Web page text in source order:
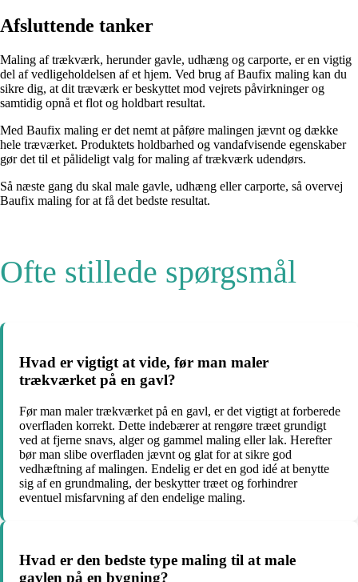
Afsluttende tanker
Maling af trækværk, herunder gavle, udhæng og carporte, er en vigtig
del af vedligeholdelsen af et hjem. Ved brug af Baufix maling kan du
sikre dig, at dit træværk er beskyttet mod vejrets påvirkninger og
samtidig opnå et flot og holdbart resultat.
Med Baufix maling er det nemt at påføre malingen jævnt og dække
hele træværket. Produktets holdbarhed og vandafvisende egenskaber
gør det til et pålideligt valg for maling af trækværk udendørs.
Så næste gang du skal male gavle, udhæng eller carporte, så overvej
Baufix maling for at få det bedste resultat.
Ofte stillede spørgsmål
Hvad er vigtigt at vide, før man maler
trækværket på en gavl?
Før man maler trækværket på en gavl, er det vigtigt at forberede
overfladen korrekt. Dette indebærer at rengøre træet grundigt
ved at fjerne snavs, alger og gammel maling eller lak. Herefter
bør man slibe overfladen jævnt og glat for at sikre god
vedhæftning af malingen. Endelig er det en god idé at benytte
sig af en grundmaling, der beskytter træet og forhindrer
eventuel misfarvning af den endelige maling.
Hvad er den bedste type maling til at male
gavlen på en bygning?